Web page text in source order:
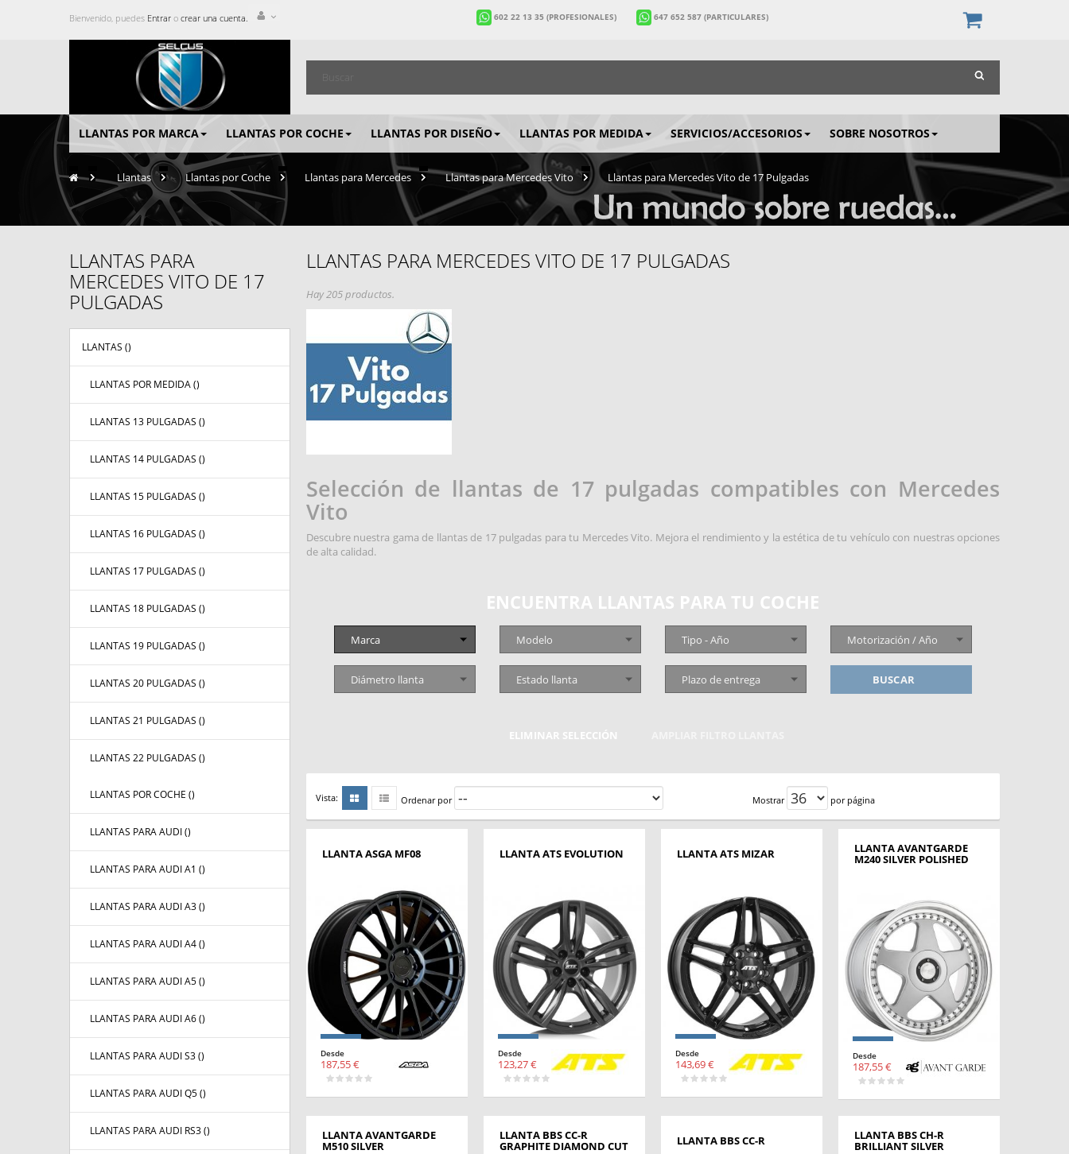
Bienvenido, puedes Entrar o crear una cuenta. 602 22 13 35(PROFESIONALES) 647 652 587(PARTICULARES)
LLANTAS POR MARCA LLANTAS POR COCHE LLANTAS POR DISEÑO LLANTAS POR MEDIDA SERVICIOS/ACCESORIOS SOBRE NOSOTROS
> Llantas > Llantas por Coche Llantas para Mercedes > Llantas para Mercedes Vito > Llantas para Mercedes Vito de 17 Pulgadas
LLANTAS PARA
MERCEDES VITO DE 17
PULGADAS
LLANTAS ()
LLANTAS POR MEDIDA ()
LLANTAS 13 PULGADAS ()
LLANTAS 14 PULGADAS ()
LLANTAS 15 PULGADAS ()
LLANTAS 16 PULGADAS ()
LLANTAS 17 PULGADAS ()
LLANTAS 18 PULGADAS ()
LLANTAS 19 PULGADAS ()
LLANTAS 20 PULGADAS ()
LLANTAS 21 PULGADAS ()
LLANTAS 22 PULGADAS ()
LLANTAS POR COCHE ()
LLANTAS PARA AUDI ()
LLANTAS PARA AUDI A1 ()
LLANTAS PARA AUDI A3 ()
LLANTAS PARA AUDI A4 ()
LLANTAS PARA AUDI A5 ()
LLANTAS PARA AUDI A6 ()
LLANTAS PARA AUDI S3 ()
LLANTAS PARA AUDI Q5 ()
LLANTAS PARA AUDI RS3 ()
LLANTAS PARA MERCEDES VITO DE 17 PULGADAS
Hay 205 productos.
Selección de llantas de 17 pulgadas compatibles con Mercedes
Vito
Descubre nuestra gama de llantas de 17 pulgadas para tu Mercedes Vito. Mejora el rendimiento y la estética de tu vehículo con nuestras opciones
de alta calidad.
ENCUENTRA LLANTAS PARA TU COCHE
Marca Modelo Tipo - Año Motorización / Año
Diámetro llanta Estado llanta Plazo de entrega BUSCAR
ELIMINAR SELECCIÓN
Vista: Ordenar por Mostrar por página
LLANTA ASGA MF08
Desde
187,55 €
LLANTA ATS EVOLUTION
Desde
123,27 €
LLANTA ATS MIZAR
Desde
143,69 €
LLANTA AVANTGARDE
M240 SILVER POLISHED
Desde
187,55 €
LLANTA AVANTGARDE
M510 SILVER
LLANTA BBS CC-R
GRAPHITE DIAMOND CUT LLANTA BBS CC-R LLANTA BBS CH-R
BRILLIANT SILVER